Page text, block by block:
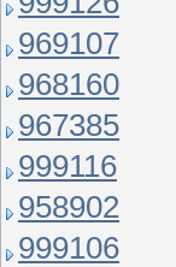
969107
968160
967385
999116
958902
999106